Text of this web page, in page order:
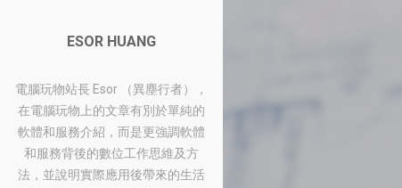
ESOR HUANG
電腦玩物站長 Esor （異塵行者），
在電腦玩物上的文章有別於單純的
軟體和服務介紹，而是更強調軟體
和服務背後的數位工作思維及方
法，並說明實際應用後帶來的生活